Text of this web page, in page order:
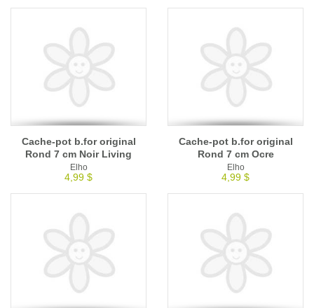
Cache-pot b.for original
Rond 7 cm Noir Living
Elho
4,99 $
Cache-pot b.for original
Rond 7 cm Ocre
Elho
4,99 $